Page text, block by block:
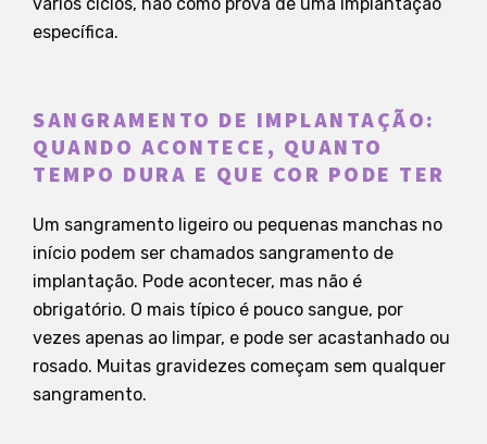
específica.
SANGRAMENTO DE IMPLANTAÇÃO:
QUANDO ACONTECE, QUANTO
TEMPO DURA E QUE COR PODE TER
Um sangramento ligeiro ou pequenas manchas no
início podem ser chamados sangramento de
implantação. Pode acontecer, mas não é
obrigatório. O mais típico é pouco sangue, por
vezes apenas ao limpar, e pode ser acastanhado ou
rosado. Muitas gravidezes começam sem qualquer
sangramento.